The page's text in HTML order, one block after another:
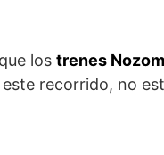
los trenes
recorrido, no